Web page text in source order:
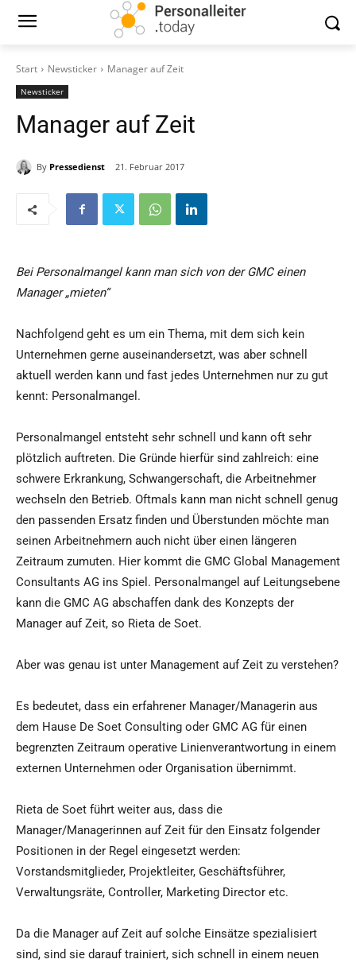
Start Newsticker Manager auf Zeit
Newsticker
Manager auf Zeit
By Pressedienst 21. Februar 2017
Bei Personalmangel kann man sich von der GMC einen
Manager „mieten“
Nachfolgend geht es um ein Thema, mit dem sich kein
Unternehmen gerne auseinandersetzt, was aber schnell
aktuell werden kann und fast jedes Unternehmen nur zu gut
kennt: Personalmangel.
Personalmangel entsteht sehr schnell und kann oft sehr
plötzlich auftreten. Die Gründe hierfür sind zahlreich: eine
schwere Erkrankung, Schwangerschaft, die Arbeitnehmer
wechseln den Betrieb. Oftmals kann man nicht schnell genug
den passenden Ersatz finden und Überstunden möchte man
seinen Arbeitnehmern auch nicht über einen längeren
Zeitraum zumuten. Hier kommt die GMC Global Management
Consultants AG ins Spiel. Personalmangel auf Leitungsebene
kann die GMC AG abschaffen dank des Konzepts der
Manager auf Zeit, so Rieta de Soet.
Aber was genau ist unter Management auf Zeit zu verstehen?
Es bedeutet, dass ein erfahrener Manager/Managerin aus
dem Hause De Soet Consulting oder GMC AG für einen
begrenzten Zeitraum operative Linienverantwortung in einem
externen Unternehmen oder Organisation übernimmt.
Rieta de Soet führt weiter aus, dass die
Manager/Managerinnen auf Zeit für den Einsatz folgender
Positionen in der Regel eingesetzt werden:
Vorstandsmitglieder, Projektleiter, Geschäftsführer,
Verwaltungsräte, Controller, Marketing Director etc.
Da die Manager auf Zeit auf solche Einsätze spezialisiert
sind, sind sie darauf trainiert, sich schnell in einem neuen